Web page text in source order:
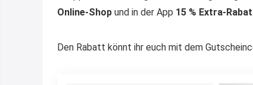
Online-Shop und in der App 15 % Extra-
Den Rabatt könnt ihr euch mit dem